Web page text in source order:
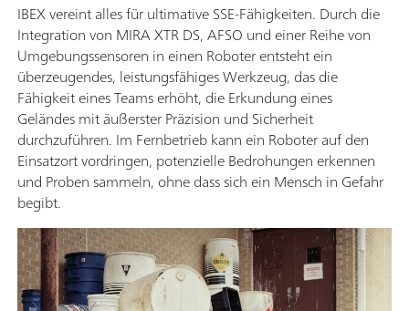
IBEX vereint alles für ultimative SSE-Fähigkeiten. Durch die
Integration von MIRA XTR DS, AFSO und einer Reihe von
Umgebungssensoren in einen Roboter entsteht ein
überzeugendes, leistungsfähiges Werkzeug, das die
Fähigkeit eines Teams erhöht, die Erkundung eines
Geländes mit äußerster Präzision und Sicherheit
durchzuführen. Im Fernbetrieb kann ein Roboter auf den
Einsatzort vordringen, potenzielle Bedrohungen erkennen
und Proben sammeln, ohne dass sich ein Mensch in Gefahr
begibt.